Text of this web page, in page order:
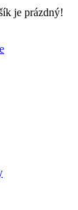
je prázdný!